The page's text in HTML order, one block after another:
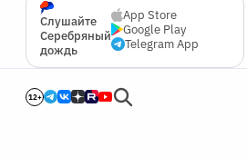
Слушайте
Серебряный
дождь
App Store
Google Play
Telegram App
12+